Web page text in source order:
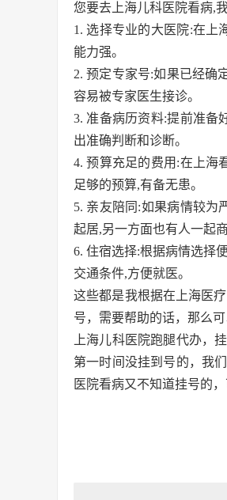
您要去上海儿科医院看病,
1. 选择专业的大医院:在上
能力强。
2. 预定专家号:如果已经确
容易被专家医生接诊。
3. 准备病历资料:提前准备
出准确判断和诊断。
4. 预算充足的费用:在上海
足够的预算,有备无患。
5. 亲友陪同:如果病情较为
起居,另一方面也有人一起
6. 住宿选择:根据病情选择
交通条件,方便就医。
这些都是我根据在上海医
号，需要帮助的话，那么
上海儿科医院跑腿代办，
第一时间没挂到号的，我
医院看病又不知道挂号的